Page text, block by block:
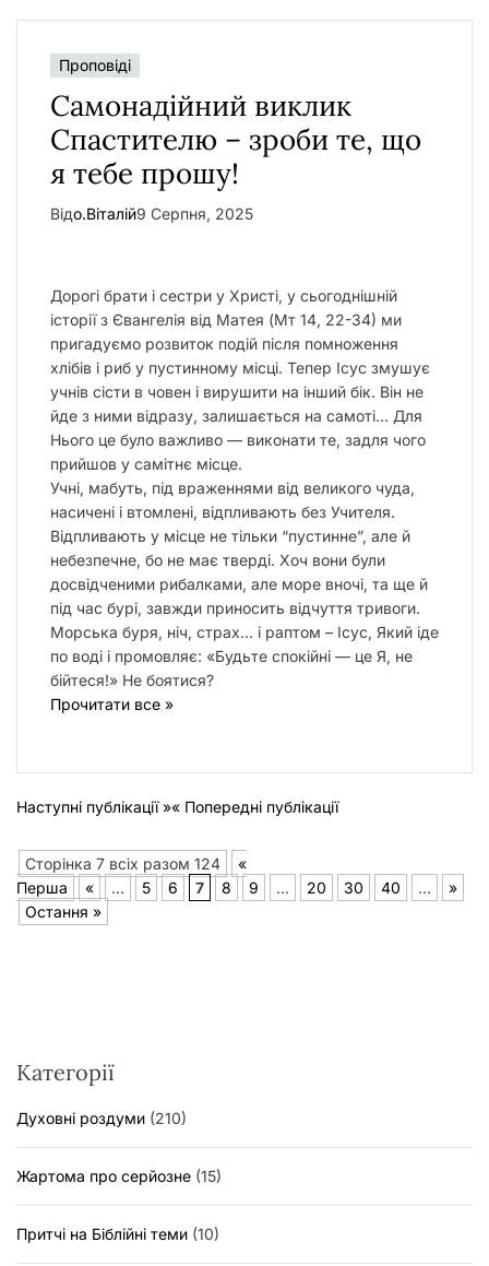
Проповіді
Самонадійний виклик
Спастителю – зроби те, що
я тебе прошу!
Відо.Віталій9 Серпня, 2025
Дорогі брати і сестри у Христі, у сьогоднішній
історії з Євангелія від Матея (Мт 14, 22-34) ми
пригадуємо розвиток подій після помноження
хлібів і риб у пустинному місці. Тепер Ісус змушує
учнів сісти в човен і вирушити на інший бік. Він не
йде з ними відразу, залишається на самоті… Для
Нього це було важливо — виконати те, задля чого
прийшов у самітнє місце.
Учні, мабуть, під враженнями від великого чуда,
насичені і втомлені, відпливають без Учителя.
Відпливають у місце не тільки “пустинне”, але й
небезпечне, бо не має тверді. Хоч вони були
досвідченими рибалками, але море вночі, та ще й
під час бурі, завжди приносить відчуття тривоги.
Морська буря, ніч, страх… і раптом – Ісус, Який іде
по воді і промовляє: «Будьте спокійні — це Я, не
бійтеся!» Не боятися?
Прочитати все »
Наступні публікації »« Попередні публікації
Сторінка 7 всіх разом 124
«
Перша
« ... 5 6 7 8 9 ... 20 30 40 ...
»
Остання »
Категорії
Духовні роздуми (210)
Жартома про серйозне (15)
Притчі на Біблійні теми (10)